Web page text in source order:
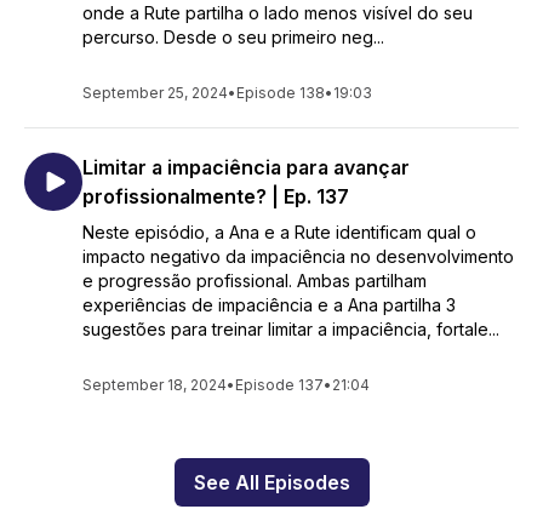
onde a Rute partilha o lado menos visível do seu
percurso. Desde o seu primeiro neg...
September 25, 2024• Episode 138• 19:03
Limitar a impaciência para avançar
profissionalmente? | Ep. 137
Neste episódio, a Ana e a Rute identificam qual o
impacto negativo da impaciência no desenvolvimento
e progressão profissional. Ambas partilham
experiências de impaciência e a Ana partilha 3
sugestões para treinar limitar a impaciência, fortale...
September 18, 2024• Episode 137• 21:04
See All Episodes